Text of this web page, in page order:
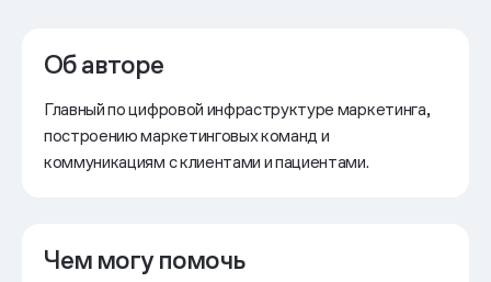
Об авторе
Главный по цифровой инфраструктуре маркетинга,
построению маркетинговых команд и
коммуникациям с клиентами и пациентами.
Чем могу помочь